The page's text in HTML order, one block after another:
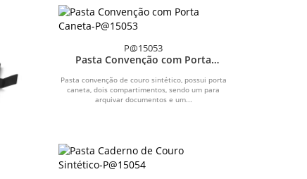
P@15053
Pasta Convenção com Porta
Pasta convenção de couro sintético, possui porta
caneta, dois compartimentos, sendo um para
arquivar documentos e um...